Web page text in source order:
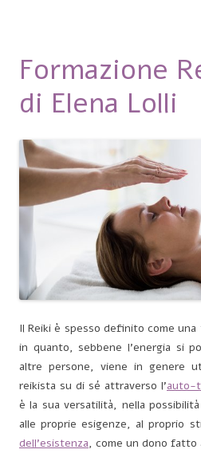
Formazione
di Elena Lolli
Il Reiki è spesso definito come
in quanto, sebbene l’energia si
altre persone, viene in genere
reikista su di sé attraverso l’auto-
è la sua versatilità, nella
alle proprie esigenze, al proprio
dell’esistenza, come un dono fatto